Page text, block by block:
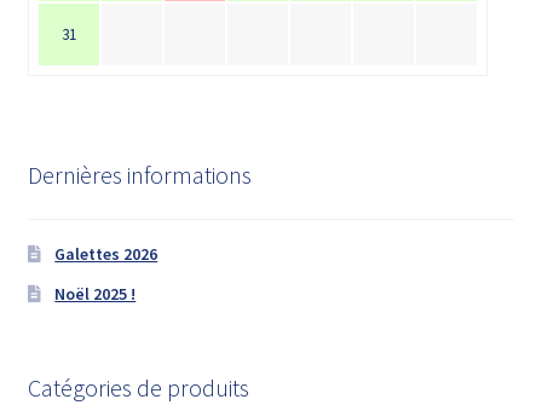
31
Dernières informations
Galettes 2026
Noël 2025 !
Catégories de produits